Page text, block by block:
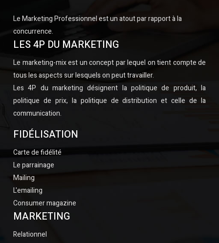
Le Marketing Professionnel est un atout par rapport à la
concurrence.
LES 4P DU MARKETING
Le marketing-mix est un concept par lequel on tient compte de
tous les aspects sur lesquels on peut travailler.
Les 4P du marketing désignent la politique de produit, la
politique de prix, la politique de distribution et celle de la
communication.
FIDÉLISATION
Carte de fidélité
Le parrainage
Mailing
L'emailing
Consumer magazine
MARKETING
Relationnel